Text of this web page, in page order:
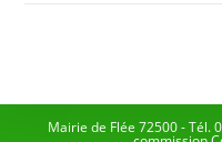
Mairie de Flée 72500 - Tél.